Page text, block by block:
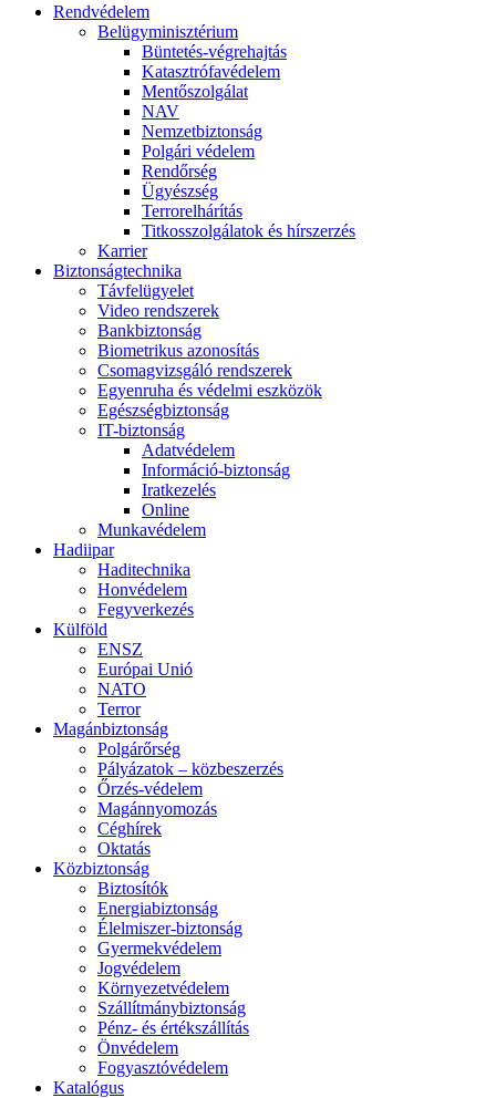
Rendvédelem
Belügyminisztérium
Büntetés-végrehajtás
Katasztrófavédelem
Mentőszolgálat
NAV
Nemzetbiztonság
Polgári védelem
Rendőrség
Ügyészség
Terrorelhárítás
Titkosszolgálatok és hírszerzés
Karrier
Biztonságtechnika
Távfelügyelet
Video rendszerek
Bankbiztonság
Biometrikus azonosítás
Csomagvizsgáló rendszerek
Egyenruha és védelmi eszközök
Egészségbiztonság
IT-biztonság
Adatvédelem
Információ-biztonság
Iratkezelés
Online
Munkavédelem
Hadiipar
Haditechnika
Honvédelem
Fegyverkezés
Külföld
ENSZ
Európai Unió
NATO
Terror
Magánbiztonság
Polgárőrség
Pályázatok – közbeszerzés
Őrzés-védelem
Magánnyomozás
Céghírek
Oktatás
Közbiztonság
Biztosítók
Energiabiztonság
Élelmiszer-biztonság
Gyermekvédelem
Jogvédelem
Környezetvédelem
Szállítmánybiztonság
Pénz- és értékszállítás
Önvédelem
Fogyasztóvédelem
Katalógus